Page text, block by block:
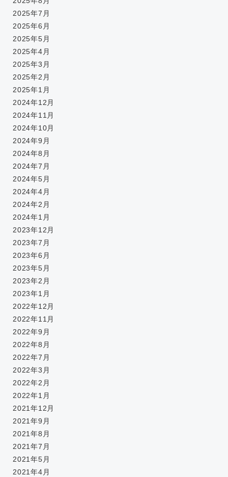
2025年7月
2025年6月
2025年5月
2025年4月
2025年3月
2025年2月
2025年1月
2024年12月
2024年11月
2024年10月
2024年9月
2024年8月
2024年7月
2024年5月
2024年4月
2024年2月
2024年1月
2023年12月
2023年7月
2023年6月
2023年5月
2023年2月
2023年1月
2022年12月
2022年11月
2022年9月
2022年8月
2022年7月
2022年3月
2022年2月
2022年1月
2021年12月
2021年9月
2021年8月
2021年7月
2021年5月
2021年4月